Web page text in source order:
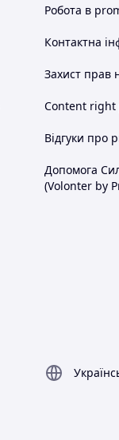
Робота в
Контактна
Захист прав
Content right
Відгуки про
Допомога
(Volonter by